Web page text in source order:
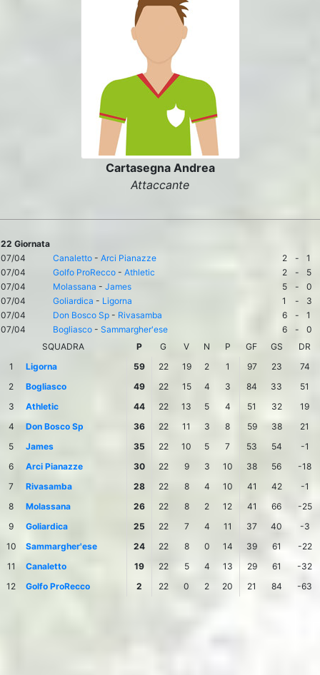
Cartasegna Andrea
Attaccante
22 Giornata
07/04
Canaletto - Arci Pianazze 2 -
1
07/04
Golfo ProRecco - Athletic 2 -
5
07/04
Molassana - James 5 -
0
07/04
Goliardica - Ligorna 1 -
3
07/04
Don Bosco Sp - Rivasamba 6 -
1
07/04
Bogliasco - Sammargher'ese 6 -
0
SQUADRA
P G V N P GF GS
DR
1
Ligorna 59 22 19 2 1 97 23
74
2
Bogliasco 49 22 15 4 3 84 33
51
3
Athletic 44 22 13 5 4 51 32
19
4
Don Bosco Sp 36 22 11 3 8 59 38
21
5
James 35 22 10 5 7 53 54
-1
6
Arci Pianazze 30 22 9 3 10 38 56
-18
7
Rivasamba 28 22 8 4 10 41 42
-1
8
Molassana 26 22 8 2 12 41 66
-25
9
Goliardica 25 22 7 4 11 37 40
-3
10
Sammargher'ese 24 22 8 0 14 39 61
-22
11
Canaletto 19 22 5 4 13 29 61
-32
12
Golfo ProRecco 2 22 0 2 20 21 84 -63